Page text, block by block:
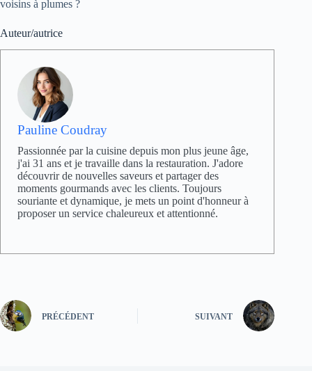
voisins à plumes ?
Auteur/autrice
Pauline Coudray
Passionnée par la cuisine depuis mon plus jeune âge,
j'ai 31 ans et je travaille dans la restauration. J'adore
découvrir de nouvelles saveurs et partager des
moments gourmands avec les clients. Toujours
souriante et dynamique, je mets un point d'honneur à
proposer un service chaleureux et attentionné.
PRÉCÉDENT SUIVANT